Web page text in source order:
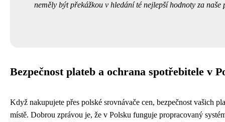
neměly být překážkou v hledání té nejlepší hodnoty za naše
Bezpečnost plateb a ochrana spotřebitele v
Když nakupujete přes polské srovnávače cen, bezpečnost vašich
místě. Dobrou zprávou je, že v Polsku funguje propracovaný